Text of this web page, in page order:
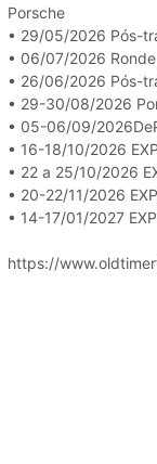
Porsche
• 29/05/2026 Pós-
• 06/07/2026
• 26/06/2026 Pós-
• 29-30/08/2026
• 05-06/09/
• 16-18/10/2026
• 22 a 25/10/2026
• 20-22/11/2026
• 14-17/01/2027
https://